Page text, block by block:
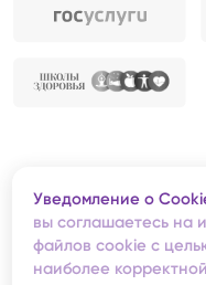
Автономная
«Центральная
часть»
— создание сайта
Уведомление о
вы соглашаетесь на
файлов cookie с
наиболее